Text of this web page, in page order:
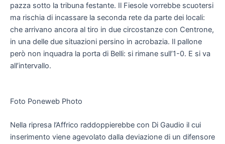
pazza sotto la tribuna festante. Il Fiesole vorrebbe scuotersi
ma rischia di incassare la seconda rete da parte dei locali:
che arrivano ancora al tiro in due circostanze con Centrone,
in una delle due situazioni persino in acrobazia. Il pallone
però non inquadra la porta di Belli: si rimane sull’1-0. E si va
all’intervallo.
Foto Poneweb Photo
Nella ripresa l’Affrico raddoppierebbe con Di Gaudio il cui
inserimento viene agevolato dalla deviazione di un difensore